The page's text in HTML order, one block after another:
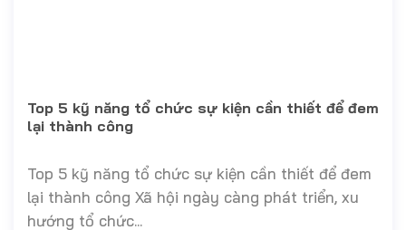
Top 5 kỹ năng tổ chức sự kiện cần thiết để đem
lại thành công
Top 5 kỹ năng tổ chức sự kiện cần thiết để đem
lại thành công Xã hội ngày càng phát triển, xu
hướng tổ chức...